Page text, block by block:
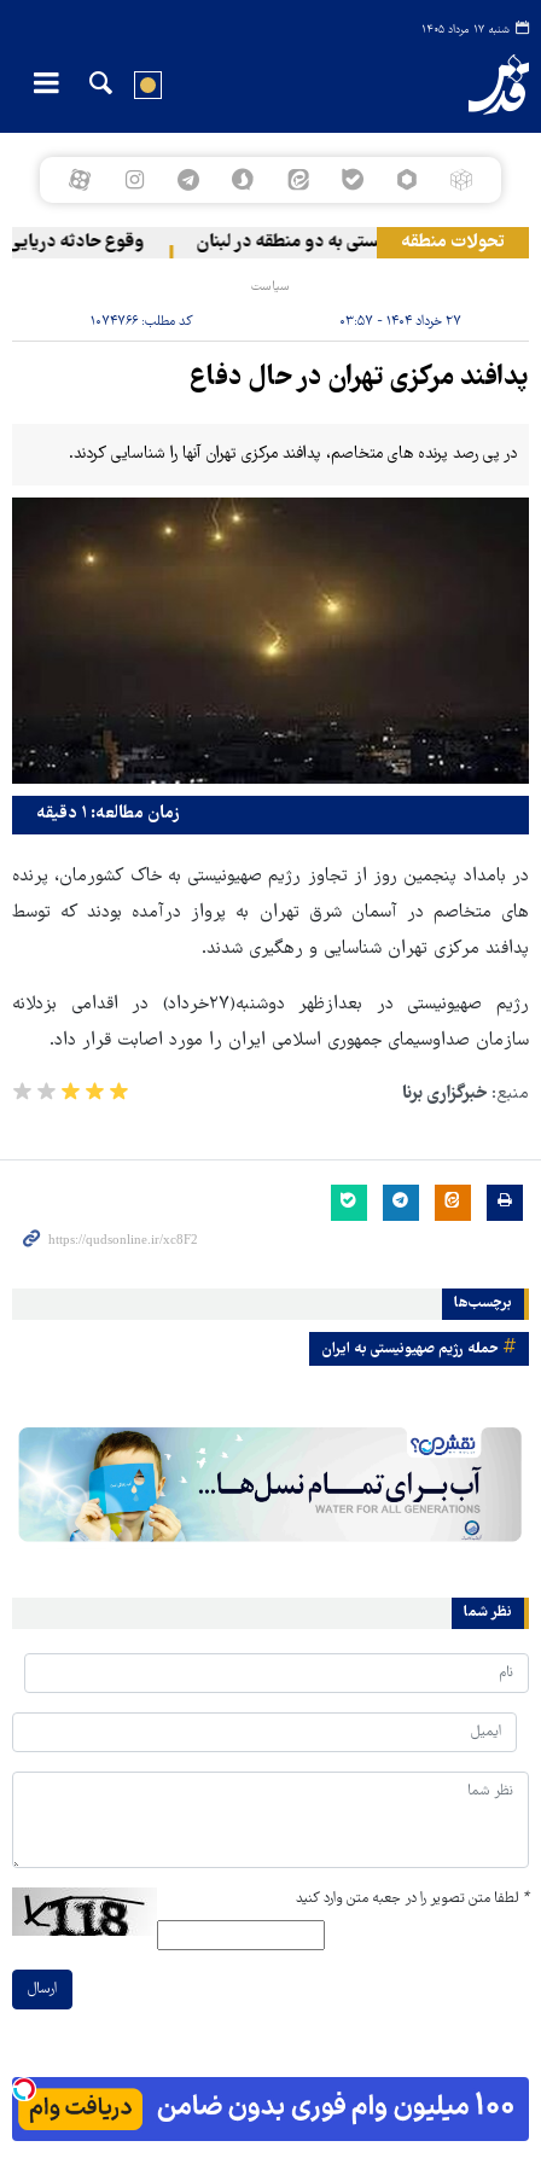
شنبه ۱۷ مرداد ۱۴۰۵
تحولات منطقه
حمله رژیم صهیونیستی به دو منطقه در لبنان وقوع حادثه دریایی
سیاست
۲۷ خرداد ۱۴۰۴ - ۰۳:۵۷ کد مطلب:۱۰۷۴۷۶۶
پدافند مرکزی تهران در حال دفاع
در پی رصد پرنده های متخاصم، پدافند مرکزی تهران آنها را شناسایی کردند.
زمان مطالعه: ۱ دقیقه
در بامداد پنجمین روز از تجاوز رژیم صهیونیستی به خاک کشورمان، پرنده
های متخاصم در آسمان شرق تهران به پرواز درآمده بودند که توسط
پدافند مرکزی تهران شناسایی و رهگیری شدند.
رژیم صهیونیستی در بعدازظهر دوشنبه(۲۷خرداد) در اقدامی بزدلانه
سازمان صداوسیمای جمهوری اسلامی ایران را مورد اصابت قرار داد.
منبع: خبرگزاری برنا
برچسب‌ها
حمله رژیم صهیونیستی به ایران
نظر شما
* لطفا متن تصویر را در جعبه متن وارد کنید
ارسال